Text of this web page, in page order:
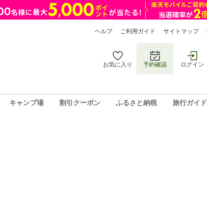
ヘルプ ご利用ガイド サイトマップ
お気に入り 予約確認 ログイン
キャンプ場 割引クーポン ふるさと納税 旅行ガイド